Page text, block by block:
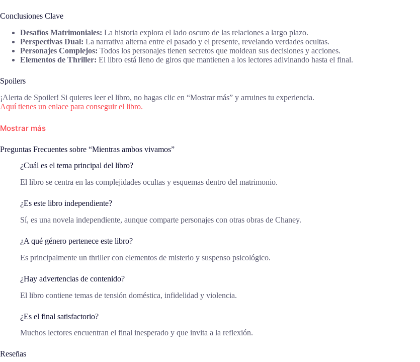
Conclusiones Clave
Desafíos Matrimoniales: La historia explora el lado oscuro de las relaciones a largo plazo.
Perspectivas Dual: La narrativa alterna entre el pasado y el presente, revelando verdades ocultas.
Personajes Complejos: Todos los personajes tienen secretos que moldean sus decisiones y acciones.
Elementos de Thriller: El libro está lleno de giros que mantienen a los lectores adivinando hasta el final.
Spoilers
¡Alerta de Spoiler! Si quieres leer el libro, no hagas clic en “Mostrar más” y arruines tu experiencia.
Aquí tienes un enlace para conseguir el libro.
Mostrar más
Preguntas Frecuentes sobre “Mientras ambos vivamos”
¿Cuál es el tema principal del libro?
El libro se centra en las complejidades ocultas y esquemas dentro del matrimonio.
¿Es este libro independiente?
Sí, es una novela independiente, aunque comparte personajes con otras obras de Chaney.
¿A qué género pertenece este libro?
Es principalmente un thriller con elementos de misterio y suspenso psicológico.
¿Hay advertencias de contenido?
El libro contiene temas de tensión doméstica, infidelidad y violencia.
¿Es el final satisfactorio?
Muchos lectores encuentran el final inesperado y que invita a la reflexión.
Reseñas